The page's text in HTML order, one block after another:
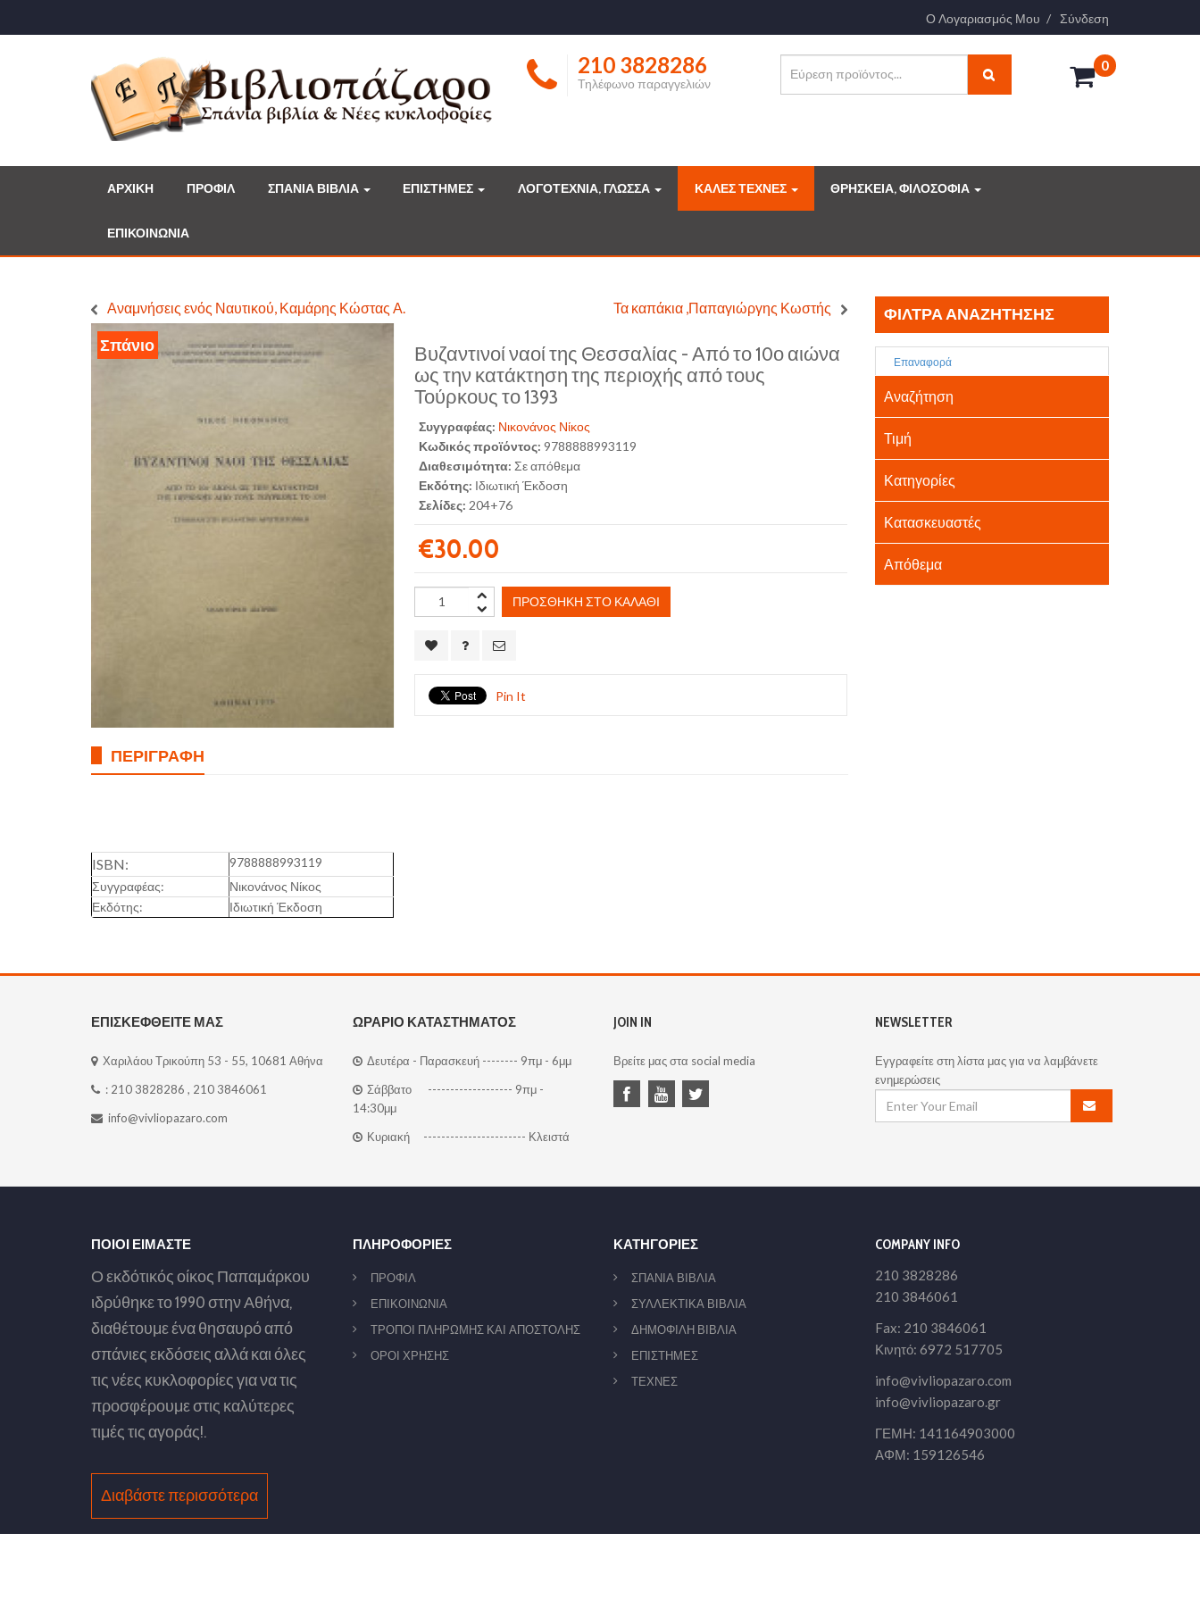
Σύνδεση
Ο Λογαριασμός Μου
210 3828286
Τηλέφωνο παραγγελιών
0
ΑΡΧΙΚΗ ΠΡΟΦΙΛ ΣΠΑΝΙΑ ΒΙΒΛΙΑ ΕΠΙΣΤΗΜΕΣ ΛΟΓΟΤΕΧΝΙΑ, ΓΛΩΣΣΑ ΚΑΛΕΣ ΤΕΧΝΕΣ ΘΡΗΣΚΕΙΑ, ΦΙΛΟΣΟΦΙΑ
ΕΠΙΚΟΙΝΩΝΙΑ
Αναμνήσεις ενός Ναυτικού, Καμάρης Κώστας Α. Τα καπάκια ,Παπαγιώργης Κωστής
Σπάνιο
Βυζαντινοί ναοί της Θεσσαλίας - Από το 10ο αιώνα
ως την κατάκτηση της περιοχής από τους
Τούρκους το 1393
Συγγραφέας: Νικονάνος Νίκος
Κωδικός προϊόντος: 9788888993119
Διαθεσιμότητα: Σε απόθεμα
Εκδότης: Ιδιωτική Έκδοση
Σελίδες: 204+76
€30.00
ΠΡΟΣΘΉΚΗ ΣΤΟ ΚΑΛΆΘΙ
Pin It
ΠΕΡΙΓΡΑΦΉ
ISBN:
9788888993119
Συγγραφέας:
Νικονάνος Νίκος
Εκδότης:
Ιδιωτική Έκδοση
ΦΊΛΤΡΑ ΑΝΑΖΉΤΗΣΗΣ
Επαναφορά
Αναζήτηση
Τιμή
Κατηγορίες
Κατασκευαστές
Απόθεμα
ΕΠΙΣΚΕΦΘΕΙΤΕ ΜΑΣ
Χαριλάου Τρικούπη 53 - 55, 10681 Αθήνα
: 210 3828286 , 210 3846061
info@vivliopazaro.com
ΩΡΑΡΙΟ ΚΑΤΑΣΤΗΜΑΤΟΣ
Δευτέρα - Παρασκευή -------- 9πμ - 6μμ
Σάββατο ------------------- 9πμ -
14:30μμ
Κυριακή ----------------------- Κλειστά
JOIN IN
Βρείτε μας στα social media
NEWSLETTER
Εγγραφείτε στη λίστα μας για να λαμβάνετε
ενημερώσεις
ΠΟΙΟΙ ΕΙΜΑΣΤΕ
Ο εκδότικός οίκος Παπαμάρκου
ιδρύθηκε το 1990 στην Αθήνα,
διαθέτουμε ένα θησαυρό από
σπάνιες εκδόσεις αλλά και όλες
τις νέες κυκλοφορίες για να τις
προσφέρουμε στις καλύτερες
τιμές τις αγοράς!.
Διαβάστε περισσότερα
ΠΛΗΡΟΦΟΡΙΕΣ
ΠΡΟΦΙΛ
ΕΠΙΚΟΙΝΩΝΙΑ
ΤΡΟΠΟΙ ΠΛΗΡΩΜΗΣ ΚΑΙ ΑΠΟΣΤΟΛΗΣ
ΟΡΟΙ ΧΡΗΣΗΣ
ΚΑΤΗΓΟΡΙΕΣ
ΣΠΑΝΙΑ ΒΙΒΛΙΑ
ΣΥΛΛΕΚΤΙΚΑ ΒΙΒΛΙΑ
ΔΗΜΟΦΙΛΗ ΒΙΒΛΙΑ
ΕΠΙΣΤΗΜΕΣ
ΤΕΧΝΕΣ
COMPANY INFO
210 3828286
210 3846061
Fax: 210 3846061
Κινητό: 6972 517705
info@vivliopazaro.com
info@vivliopazaro.gr
ΓΕΜΗ: 141164903000
ΑΦΜ: 159126546